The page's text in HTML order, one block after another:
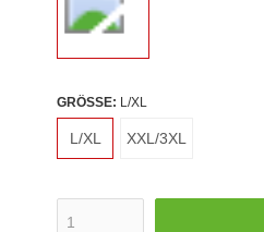
GRÖSSE: L/XL
L/XL XXL/3XL